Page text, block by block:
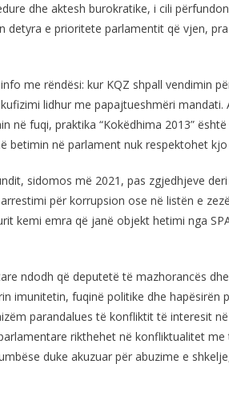
dhe aktesh burokratike, i cili
detyra e prioritete parlamentit që vjen,
me rëndësi: kur KQZ shpall vendimin
lidhur me papajtueshmëri
në fuqi, praktika “Kokëdhima 2013”
betimin në parlament nuk respektohet
sidomos më 2021, pas zgjedhjeve
për korrupsion ose në listën e
kemi emra që janë objekt hetimi nga
ndodh që deputetë të mazhorancës
imunitetin, fuqinë politike dhe
parandalues të konfliktit të interesit
rikthehet në konfliktualitet
duke akuzuar për abuzime e